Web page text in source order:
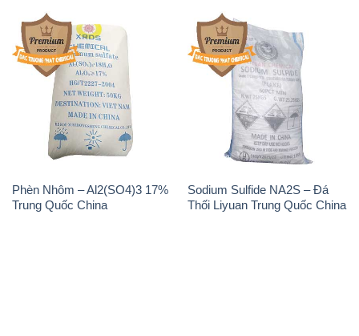
Phèn Nhôm – Al2(SO4)3 17%
Trung Quốc China
Sodium Sulfide NA2S – Đá
Thối Liyuan Trung Quốc China